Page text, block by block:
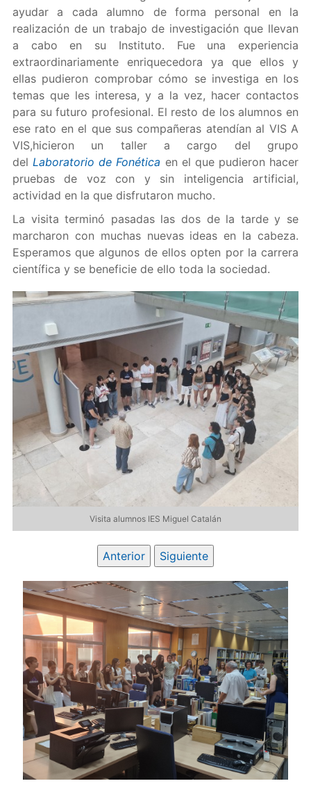
ayudar a cada alumno de forma personal en la
realización de un trabajo de investigación que llevan
a cabo en su Instituto. Fue una experiencia
extraordinariamente enriquecedora ya que ellos y
ellas pudieron comprobar cómo se investiga en los
temas que les interesa, y a la vez, hacer contactos
para su futuro profesional. El resto de los alumnos en
ese rato en el que sus compañeras atendían al VIS A
VIS,hicieron un taller a cargo del grupo
delLaboratorio de Fonética en el que pudieron hacer
pruebas de voz con y sin inteligencia artificial,
actividad en la que disfrutaron mucho.
La visita terminó pasadas las dos de la tarde y se
marcharon con muchas nuevas ideas en la cabeza.
Esperamos que algunos de ellos opten por la carrera
científica y se beneficie de ello toda la sociedad.
Visita alumnos IES Miguel Catalán
Anterior Siguiente